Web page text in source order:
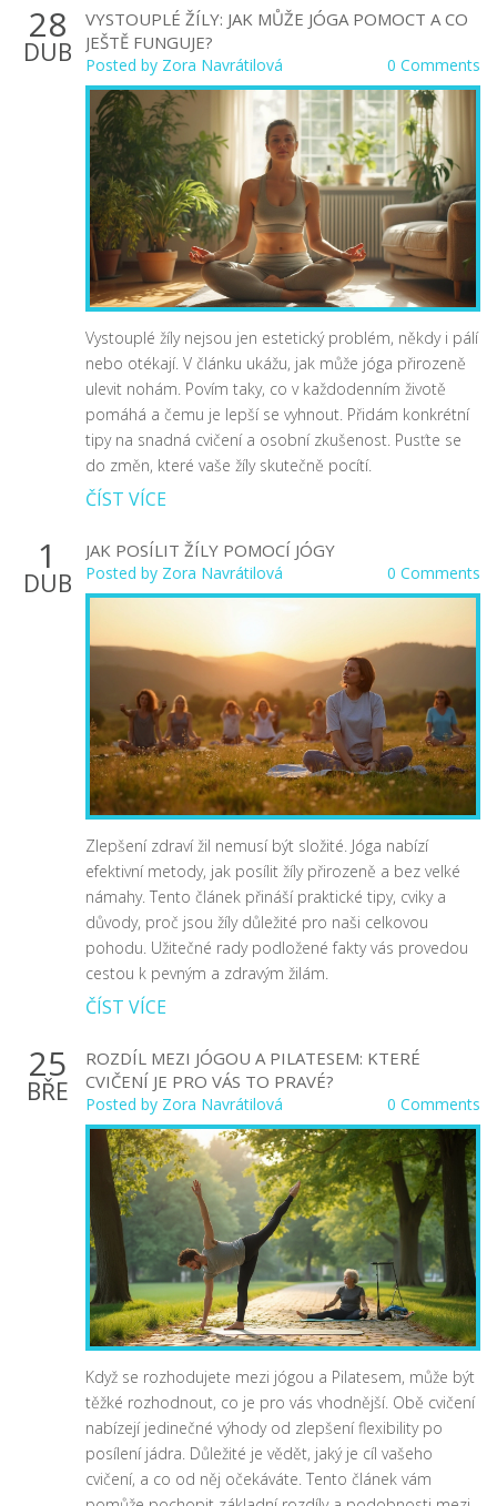
28
DUB
VYSTOUPLÉ ŽÍLY: JAK MŮŽE JÓGA POMOCT A CO
JEŠTĚ FUNGUJE?
Posted by Zora Navrátilová 0 Comments
Vystouplé žíly nejsou jen estetický problém, někdy i pálí
nebo otékají. V článku ukážu, jak může jóga přirozeně
ulevit nohám. Povím taky, co v každodenním životě
pomáhá a čemu je lepší se vyhnout. Přidám konkrétní
tipy na snadná cvičení a osobní zkušenost. Pusťte se
do změn, které vaše žíly skutečně pocítí.
ČÍST VÍCE
1
DUB
JAK POSÍLIT ŽÍLY POMOCÍ JÓGY
Posted by Zora Navrátilová 0 Comments
Zlepšení zdraví žil nemusí být složité. Jóga nabízí
efektivní metody, jak posílit žíly přirozeně a bez velké
námahy. Tento článek přináší praktické tipy, cviky a
důvody, proč jsou žíly důležité pro naši celkovou
pohodu. Užitečné rady podložené fakty vás provedou
cestou k pevným a zdravým žilám.
ČÍST VÍCE
25
BŘE
ROZDÍL MEZI JÓGOU A PILATESEM: KTERÉ
CVIČENÍ JE PRO VÁS TO PRAVÉ?
Posted by Zora Navrátilová 0 Comments
Když se rozhodujete mezi jógou a Pilatesem, může být
těžké rozhodnout, co je pro vás vhodnější. Obě cvičení
nabízejí jedinečné výhody od zlepšení flexibility po
posílení jádra. Důležité je vědět, jaký je cíl vašeho
cvičení, a co od něj očekáváte. Tento článek vám